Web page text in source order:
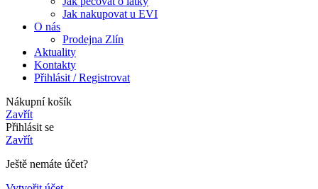
Jak nakupovat u EVI
O nás
Prodejna Zlín
Aktuality
Kontakty
Přihlásit / Registrovat
Nákupní košík
Zavřít
Přihlásit se
Zavřít
Ještě nemáte účet?